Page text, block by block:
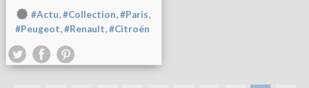
#Actu,#Collection,#Paris,
#Peugeot,#Renault,#Citroën